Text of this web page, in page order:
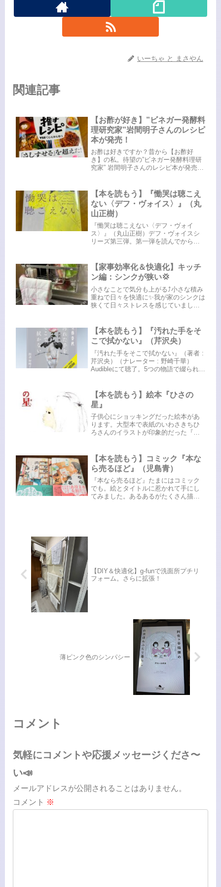
いーちゃ と まさやん
関連記事
【お酢が好き】”ビネガー発酵料
理研究家”岩間明子さんのレシピ
本が発売！
お酢は好きですか？昔から【お酢好
き】の私。待望の”ビネガー発酵料理研
究家” 岩間明子さんのレシピ本が発売さ
酢好き】とは違います😅お酢に関わる
お仕事をされる前から面識があった...
【本を読もう】『慟哭は聴こえ
ない〈デフ・ヴォイス〉』（丸
山正樹）
『慟哭は聴こえない〈デフ・ヴォイ
ス〉』（丸山正樹）デフ・ヴォイスシ
リーズ第三弾。第一弾を読んでからど
聴者の繋がりを掴もうとする手話通訳
士。ろう者たちの苦悩の物語が、その
世界...
【家事効率化＆快適化】キッチ
ン編：シンクが狭い💢
小さなことで気分も上がる⤴️小さな積み
重ねで日々を快適に✨️我が家のシンクは
狭くて日々ストレスを感じていまし
てイライラ💢元々くぼみの部分には備
え付けのスポンジラックが付いて...
【本を読もう】『汚れた手をそ
こで拭かない』（芹沢央）
『汚れた手をそこで拭かない』（著者 :
芹沢央）（ナレーター : 野崎千華）
Audibleにて聴了。5つの物語で綴られる
にはそれぞれ人生があり、さまざまな
価値観があり、たと...
【本を読もう】絵本『ひさの
星』
子供心にショッキングだった絵本があ
ります。大型本で表紙のいわさきちひ
ろさんのイラストが印象的だった『ひ
ね。こちらも母に何度も読んでもらっ
ていました。ここで語ることは憚られ
るほ...
【本を読もう】コミック『本な
ら売るほど』（児島青）
『本なら売るほど』たまにはコミック
でも。絵とタイトルに惹かれて手にし
てみました。あるあるがたくさん描か
【DIY＆快適化】g-funで洗面所プチリ
フォーム。さらに拡張！
薄ピンク色のシンパシー
コメント
気軽にコメントや応援メッセージくださ〜
い📣
メールアドレスが公開されることはありません。
コメント ※